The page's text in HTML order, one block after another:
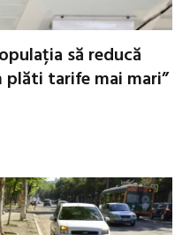
să reducă
tarife mai mari”